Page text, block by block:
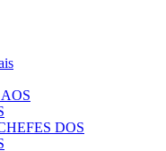
DOS